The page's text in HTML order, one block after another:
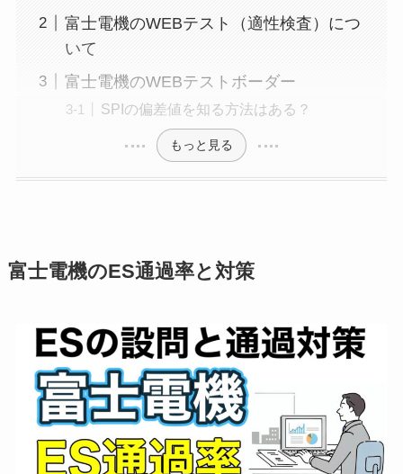
富士電機のWEBテスト（適性検査）につ
いて
富士電機のWEBテストボーダー
SPIの偏差値を知る方法はある？
もっと見る
富士電機のES通過率と対策